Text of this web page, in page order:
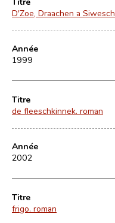
D'Zoe, Draachen a
Année
1999
Titre
de fleeschkinnek. roman
Année
2002
Titre
frigo. roman